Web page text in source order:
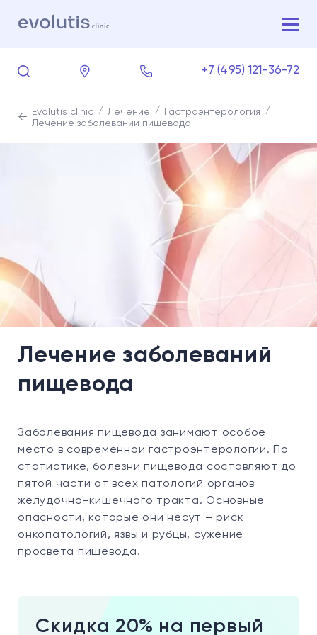
+7 (495) 121-36-72
Evolutis clinic Лечение
Гастроэнтерология
Лечение заболеваний пищевода
Лечение заболеваний
пищевода
Заболевания пищевода занимают особое
место в современной гастроэнтерологии. По
статистике, болезни пищевода составляют до
пятой части от всех патологий органов
желудочно-кишечного тракта. Основные
опасности, которые они несут – риск
онкопатологий, язвы и рубцы, сужение
просвета пищевода.
Скидка 20% на первый